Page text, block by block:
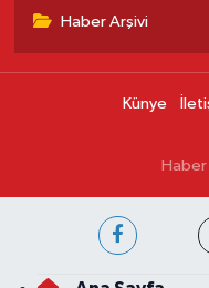
Haber Arşivi
Künye
Haber